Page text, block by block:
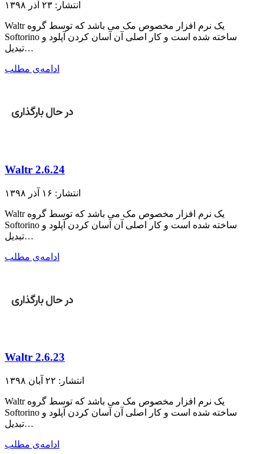
انتشار: ۲۳ آذر ۱۳۹۸
Waltr یک نرم افزار مخصوص مک می باشد که توسط گروه
Softorino ساخته شده است و کار اصلی آن آسان کردن آپلود و
تبدیل…
ادامه‌ی مطلب
Waltr 2.6.24
انتشار: ۱۶ آذر ۱۳۹۸
Waltr یک نرم افزار مخصوص مک می باشد که توسط گروه
Softorino ساخته شده است و کار اصلی آن آسان کردن آپلود و
تبدیل…
ادامه‌ی مطلب
Waltr 2.6.23
انتشار: ۲۲ آبان ۱۳۹۸
Waltr یک نرم افزار مخصوص مک می باشد که توسط گروه
Softorino ساخته شده است و کار اصلی آن آسان کردن آپلود و
تبدیل…
ادامه‌ی مطلب